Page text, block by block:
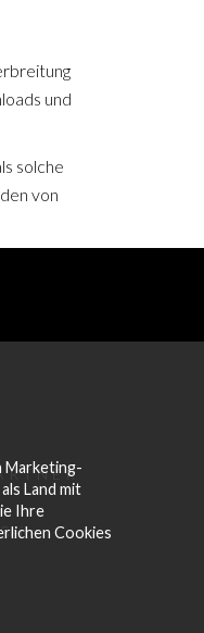
Marketing-
Land mit
Ihre
Cookies
und
solche
von